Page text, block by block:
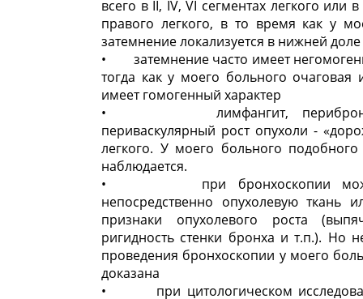
всего в II, IV, VI сегментах легкого или
правого легкого, в то время как у
затемнение локализуется в нижней доле
• затемнение часто имеет
тогда как у моего больного очаговая
имеет гомогенный характер
• лимфангит,
периваскулярный рост опухоли -
легкого. У моего больного
наблюдается.
• при бронхоскопии
непосредственно опухолевую ткань
признаки опухолевого роста
ригидность стенки бронха и т.п.). Но
проведения бронхоскопии у моего
доказана
• при цитологическом